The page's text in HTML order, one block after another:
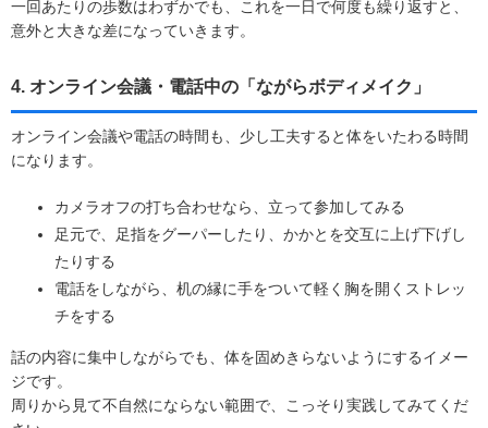
一回あたりの歩数はわずかでも、これを一日で何度も繰り返すと、
意外と大きな差になっていきます。
4. オンライン会議・電話中の「ながらボディメイク」
オンライン会議や電話の時間も、少し工夫すると体をいたわる時間
になります。
カメラオフの打ち合わせなら、立って参加してみる
足元で、足指をグーパーしたり、かかとを交互に上げ下げし
たりする
電話をしながら、机の縁に手をついて軽く胸を開くストレッ
チをする
話の内容に集中しながらでも、体を固めきらないようにするイメー
ジです。
周りから見て不自然にならない範囲で、こっそり実践してみてくだ